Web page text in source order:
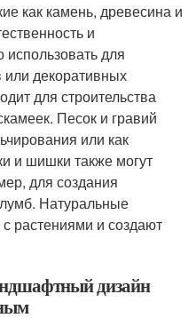
как камень, древесина и
и
для
декоративных
для строительства
Песок и гравий
или как
и шишки также могут
для создания
Натуральные
растениями и создают
дизайн